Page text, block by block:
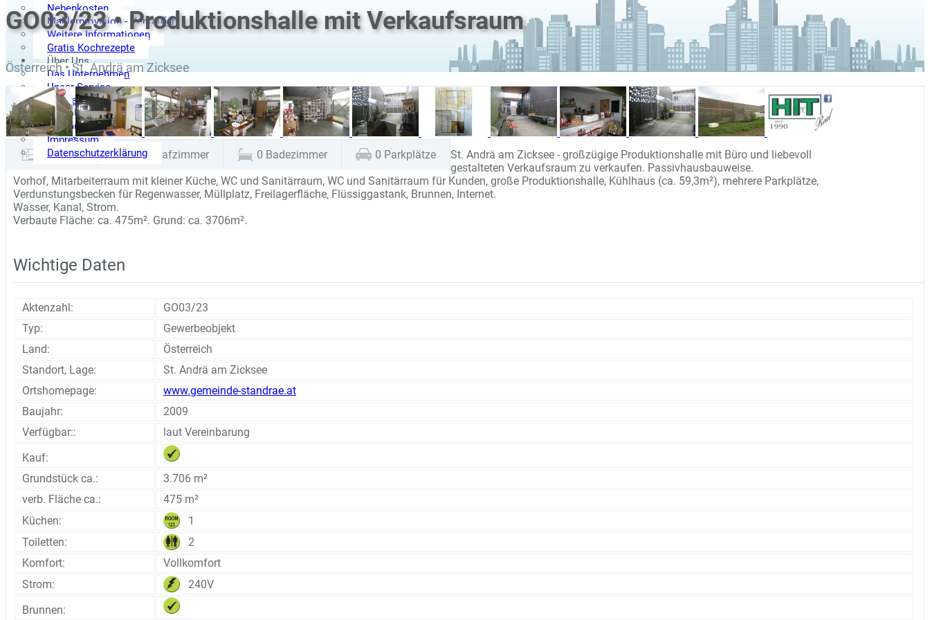
Nebenkosten
Maklerprovision - Verkäufer
Weitere Informationen
Gratis Kochrezepte
Über Uns
Das Unternehmen
Unser Service
Partner
Kontakt
Anfahrtsplan
Impressum
Datenschutzerklärung
GO03/23 • Produktionshalle mit Verkaufsraum
Österreich • St. Andrä am Zicksee
3.706 m² 0Schlafzimmer 0 Badezimmer 0 Parkplätze
St. Andrä am Zicksee - großzügige Produktionshalle mit Büro und liebevoll
gestalteten Verkaufsraum zu verkaufen. Passivhausbauweise.
Vorhof, Mitarbeiterraum mit kleiner Küche, WC und Sanitärraum, WC und Sanitärraum für Kunden, große Produktionshalle, Kühlhaus (ca. 59,3m²), mehrere Parkplätze,
Verdunstungsbecken für Regenwasser, Müllplatz, Freilagerfläche, Flüssiggastank, Brunnen, Internet.
Wasser, Kanal, Strom.
Verbaute Fläche: ca. 475m². Grund: ca. 3706m².
Wichtige Daten
Aktenzahl:
GO03/23
Typ:
Gewerbeobjekt
Land:
Österreich
Standort, Lage:
St. Andrä am Zicksee
Ortshomepage:
www.gemeinde-standrae.at
Baujahr:
2009
Verfügbar::
laut Vereinbarung
Kauf:
Grundstück ca.:
3.706 m²
verb. Fläche ca.:
475 m²
Küchen:
1
Toiletten:
2
Komfort:
Vollkomfort
Strom:
240V
Brunnen: